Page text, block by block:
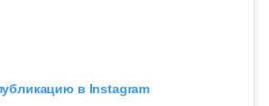
в Instagram